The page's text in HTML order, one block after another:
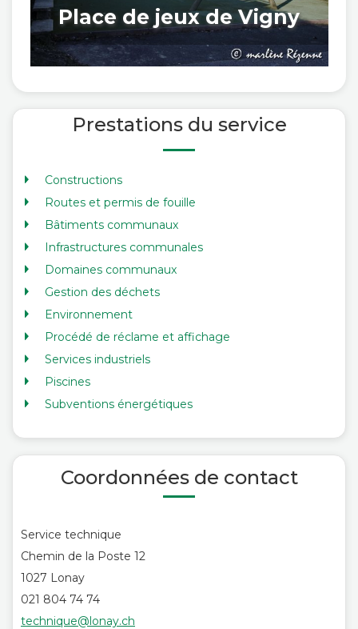
Place de jeux de Vigny
Prestations du service
Constructions
Routes et permis de fouille
Bâtiments communaux
Infrastructures communales
Domaines communaux
Gestion des déchets
Environnement
Procédé de réclame et affichage
Services industriels
Piscines
Subventions énergétiques
Coordonnées de contact
Service technique
Chemin de la Poste 12
1027 Lonay
021 804 74 74
technique@lonay.ch